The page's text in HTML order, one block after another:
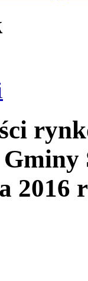
2016